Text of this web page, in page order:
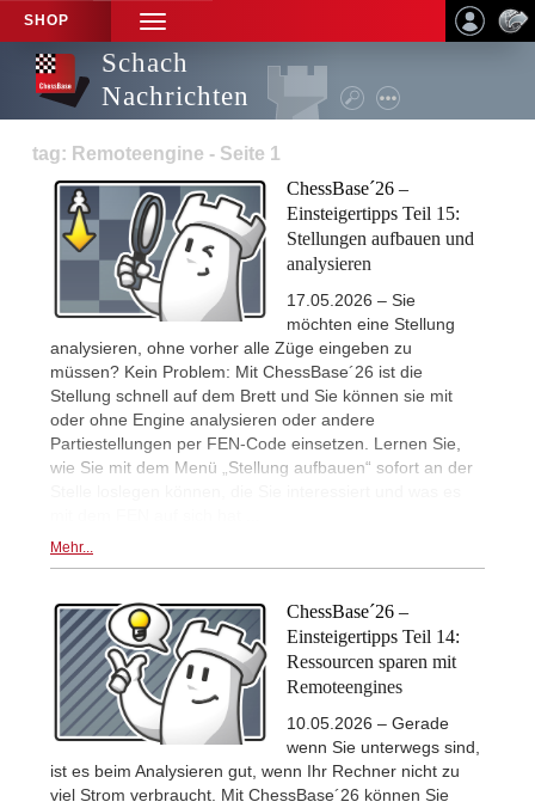
SHOP
TOGGLE
NAVIGATION
Schach
Nachrichten
tag: Remoteengine - Seite 1
ChessBase´26 –
Einsteigertipps Teil 15:
Stellungen aufbauen und
analysieren
17.05.2026 – Sie
möchten eine Stellung
analysieren, ohne vorher alle Züge eingeben zu
müssen? Kein Problem: Mit ChessBase´26 ist die
Stellung schnell auf dem Brett und Sie können sie mit
oder ohne Engine analysieren oder andere
Partiestellungen per FEN-Code einsetzen. Lernen Sie,
wie Sie mit dem Menü „Stellung aufbauen“ sofort an der
Mehr...
ChessBase´26 –
Einsteigertipps Teil 14:
Ressourcen sparen mit
Remoteengines
10.05.2026 – Gerade
wenn Sie unterwegs sind,
ist es beim Analysieren gut, wenn Ihr Rechner nicht zu
viel Strom verbraucht. Mit ChessBase´26 können Sie